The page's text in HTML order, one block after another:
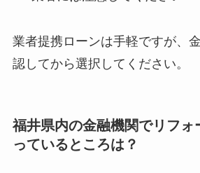
業者提携ローンは手軽ですが、
認してから選択してください。
福井県内の金融機関でリフォ
っているところは？